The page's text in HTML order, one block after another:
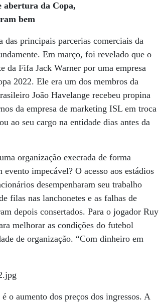
abertura da Copa,
bem
principais parcerias comerciais da
Em março, foi revelado que o
da Fifa Jack Warner por uma empresa
2022. Ele era um dos membros da
João Havelange recebeu propina
da empresa de marketing ISL em troca
ao seu cargo na entidade dias antes da
organização execrada de forma
impecável? O acesso aos estádios
desempenharam seu trabalho
filas nas lanchonetes e as falhas de
depois consertados. Para o jogador Ruy
melhorar as condições do futebol
de organização. “Com dinheiro em
o aumento dos preços dos ingressos. A